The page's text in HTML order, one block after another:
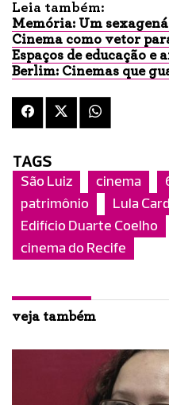
Leia também:
Memória: Um
Cinema como vetor
Espaços de educação e
Berlim: Cinemas que
TAGS
São Luiz cinema
patrimônio
Lula
Edifício Duarte Coelho
cinema do Recife
veja também